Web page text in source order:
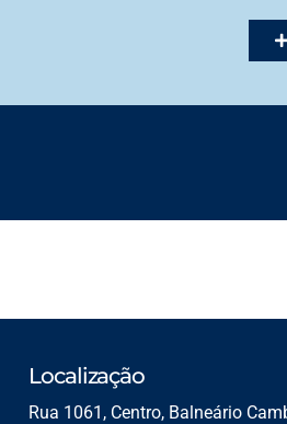
Localização
Rua 1061, Centro, Balneário